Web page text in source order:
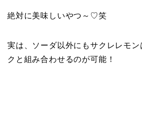
絶対に美味しいやつ～♡笑
実は、ソーダ以外にもサクレレモ
クと組み合わせるのが可能！